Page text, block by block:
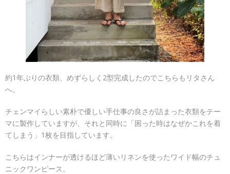
約1年ぶりの衣類、めずらしく2型完成したのでこちらもリタさん
へ。
チェンマイらしい素朴で優しい手仕事の良さが詰まった衣類をテー
マに製作していますが、それと同時に「困った時はなぜかこれを着
てしまう」1枚を目指しています。
こちらはインナーが透けるほど薄いリネンを使ったワイド幅のチュ
ニックワンピース。